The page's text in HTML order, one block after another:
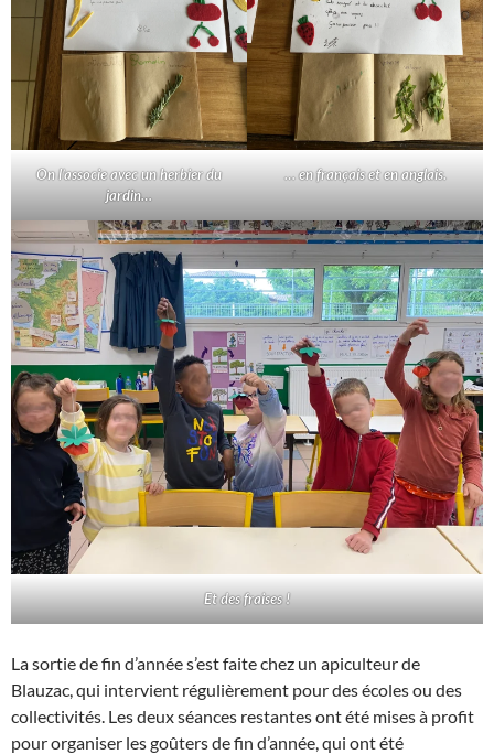
On l’associe avec un herbier du
jardin…
… en français et en anglais.
Et des fraises !
La sortie de fin d’année s’est faite chez un apiculteur de
Blauzac, qui intervient régulièrement pour des écoles ou des
collectivités. Les deux séances restantes ont été mises à profit
pour organiser les goûters de fin d’année, qui ont été